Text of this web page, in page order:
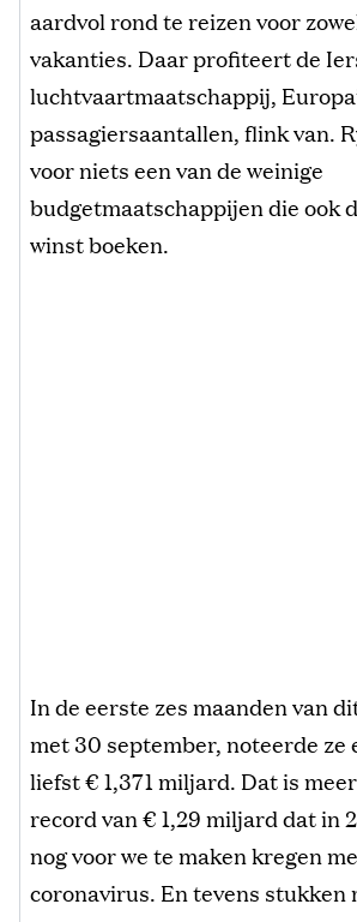
aardvol rond te reizen voor
vakanties. Daar profiteert de
luchtvaartmaatschappij,
passagiersaantallen, flink van.
voor niets een van de weinige
budgetmaatschappijen die ook
winst boeken.
In de eerste zes maanden van
met 30 september, noteerde ze
liefst € 1,371 miljard. Dat is
record van € 1,29 miljard dat in
nog voor we te maken kregen
coronavirus. En tevens stukken